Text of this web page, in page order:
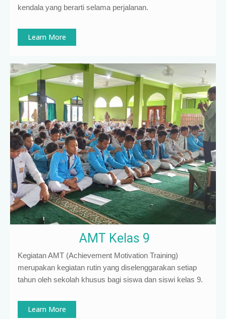
kendala yang berarti selama perjalanan.
Learn More
AMT Kelas 9
Kegiatan AMT (Achievement Motivation Training)
merupakan kegiatan rutin yang diselenggarakan setiap
tahun oleh sekolah khusus bagi siswa dan siswi kelas 9.
Learn More